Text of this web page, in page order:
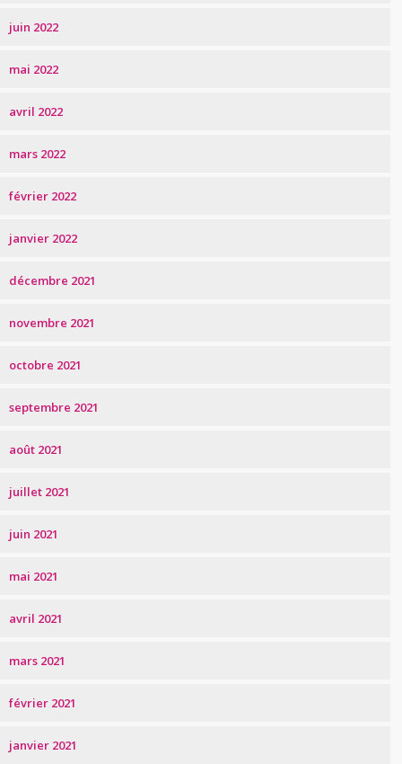
juin 2022
mai 2022
avril 2022
mars 2022
février 2022
janvier 2022
décembre 2021
novembre 2021
octobre 2021
septembre 2021
août 2021
juillet 2021
juin 2021
mai 2021
avril 2021
mars 2021
février 2021
janvier 2021